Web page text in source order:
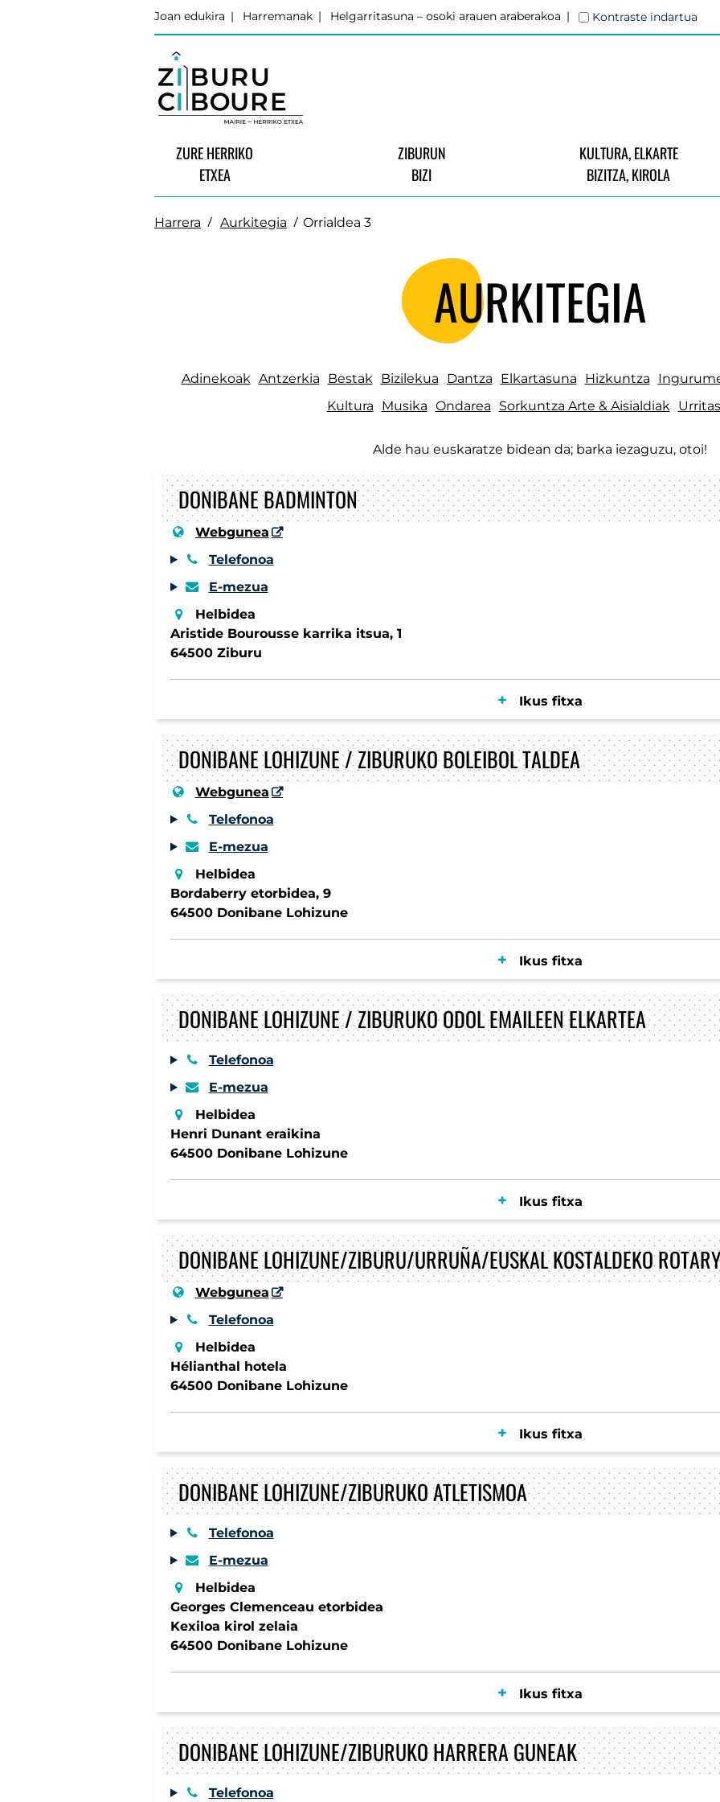
Joan edukira Harremanak Helgarritasuna – osoki arauen araberakoa Kontraste indartua
ZURE HERRIKO
ETXEA
ZIBURUN
BIZI
KULTURA, ELKARTE
BIZITZA, KIROLA
Harrera Aurkitegia Orrialdea 3
AURKITEGIA
Adinekoak Antzerkia Bestak Bizilekua Dantza Elkartasuna Hizkuntza
Kultura
Musika Ondarea Sorkuntza Arte & Aisialdiak
Alde hau euskaratze bidean da; barka iezaguzu, otoi!
DONIBANE BADMINTON
Webgunea
Telefonoa
E-mezua
Helbidea
Aristide Bourousse karrika itsua, 1
64500 Ziburu
Ikus fitxa
DONIBANE LOHIZUNE / ZIBURUKO BOLEIBOL TALDEA
Webgunea
Telefonoa
E-mezua
Helbidea
Bordaberry etorbidea, 9
64500 Donibane Lohizune
Ikus fitxa
DONIBANE LOHIZUNE / ZIBURUKO ODOL EMAILEEN ELKARTEA
Telefonoa
E-mezua
Helbidea
Henri Dunant eraikina
64500 Donibane Lohizune
Ikus fitxa
DONIBANE LOHIZUNE/ZIBURU/URRUÑA/EUSKAL KOSTALDEKO
Webgunea
Telefonoa
Helbidea
Hélianthal hotela
64500 Donibane Lohizune
Ikus fitxa
DONIBANE LOHIZUNE/ZIBURUKO ATLETISMOA
Telefonoa
E-mezua
Helbidea
Georges Clemenceau etorbidea
Kexiloa kirol zelaia
64500 Donibane Lohizune
Ikus fitxa
DONIBANE LOHIZUNE/ZIBURUKO HARRERA GUNEAK
Telefonoa